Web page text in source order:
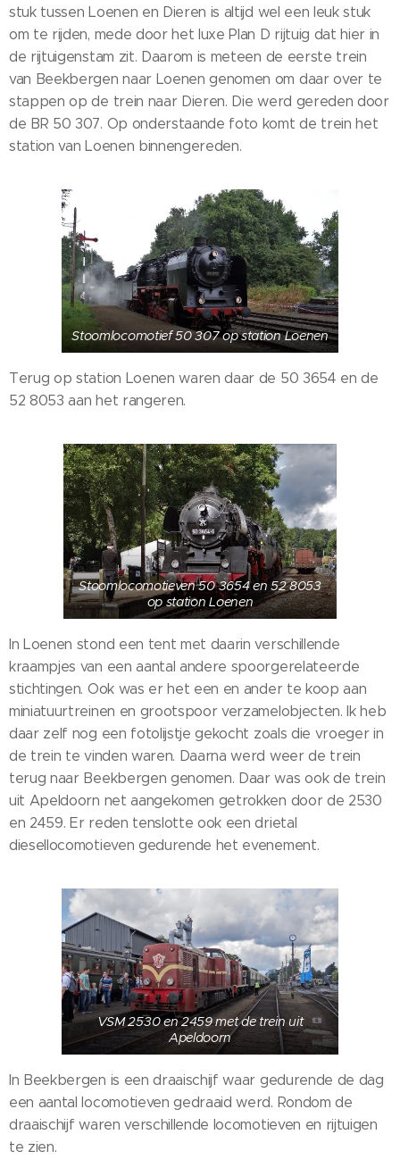
stuk tussen Loenen en Dieren is altijd wel een leuk stuk
om te rijden, mede door het luxe Plan D rijtuig dat hier in
de rijtuigenstam zit. Daarom is meteen de eerste trein
van Beekbergen naar Loenen genomen om daar over te
stappen op de trein naar Dieren. Die werd gereden door
de BR 50 307. Op onderstaande foto komt de trein het
station van Loenen binnengereden.
Stoomlocomotief 50 307 op station Loenen
Terug op station Loenen waren daar de 50 3654 en de
52 8053 aan het rangeren.
Stoomlocomotieven 50 3654 en 52 8053
op station Loenen
In Loenen stond een tent met daarin verschillende
kraampjes van een aantal andere spoorgerelateerde
stichtingen. Ook was er het een en ander te koop aan
miniatuurtreinen en grootspoor verzamelobjecten. Ik heb
daar zelf nog een fotolijstje gekocht zoals die vroeger in
de trein te vinden waren. Daarna werd weer de trein
terug naar Beekbergen genomen. Daar was ook de trein
uit Apeldoorn net aangekomen getrokken door de 2530
en 2459. Er reden tenslotte ook een drietal
diesellocomotieven gedurende het evenement.
VSM 2530 en 2459 met de trein uit
Apeldoorn
In Beekbergen is een draaischijf waar gedurende de dag
een aantal locomotieven gedraaid werd. Rondom de
draaischijf waren verschillende locomotieven en rijtuigen
te zien.